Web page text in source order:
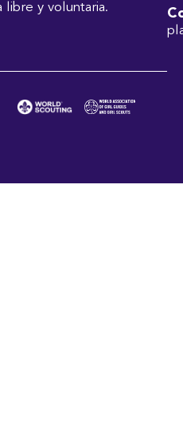
libre y voluntaria.